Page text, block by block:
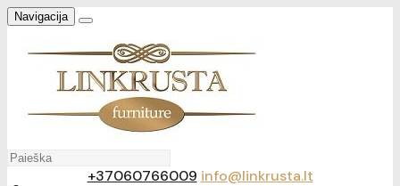
Navigacija
+37060766009 info@linkrusta.lt